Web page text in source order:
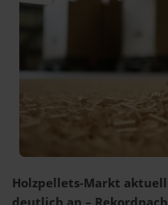
Holzpellets-Markt